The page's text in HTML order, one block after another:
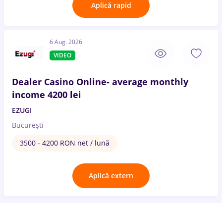
Aplică rapid
6 Aug. 2026
VIDEO
Dealer Casino Online- average monthly
income 4200 lei
EZUGI
București
3500 - 4200 RON net / lună
Aplică extern